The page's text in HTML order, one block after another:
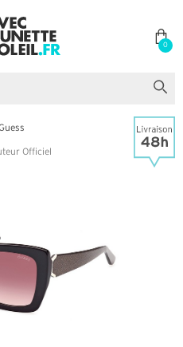
0
Officiel